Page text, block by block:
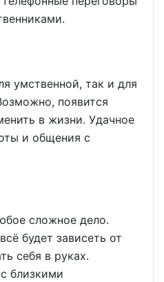
умственной, так и для
появится
в жизни. Удачное
и общения с
сложное дело.
будет зависеть от
себя в руках.
близкими